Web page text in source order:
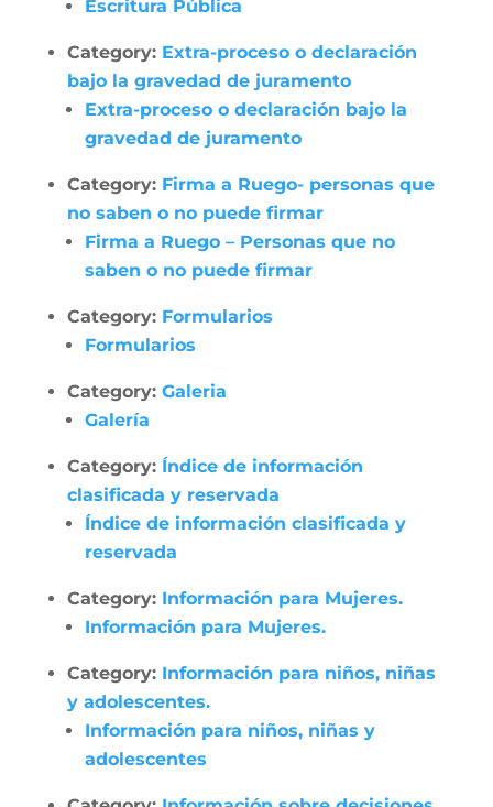
Escritura Pública
Category: Extra-proceso o declaración
bajo la gravedad de juramento
Extra-proceso o declaración bajo la
gravedad de juramento
Category: Firma a Ruego- personas que
no saben o no puede firmar
Firma a Ruego – Personas que no
saben o no puede firmar
Category: Formularios
Formularios
Category: Galeria
Galería
Category: Índice de información
clasificada y reservada
Índice de información clasificada y
reservada
Category: Información para Mujeres.
Información para Mujeres.
Category: Información para niños, niñas
y adolescentes.
Información para niños, niñas y
adolescentes